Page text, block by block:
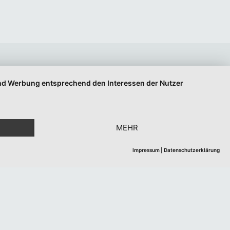
Werbung entsprechend den Interessen der Nutzer
MEHR
Impressum Datenschutzerklärung